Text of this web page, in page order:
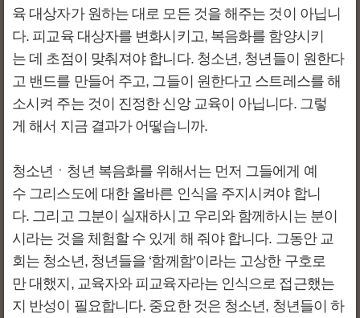
육 대상자가 원하는 대로 모든 것을 해주는 것이 아닙니
다. 피교육 대상자를 변화시키고, 복음화를 함양시키
는 데 초점이 맞춰져야 합니다. 청소년, 청년들이 원한다
고 밴드를 만들어 주고, 그들이 원한다고 스트레스를 해
소시켜 주는 것이 진정한 신앙 교육이 아닙니다. 그렇
게 해서 지금 결과가 어떻습니까.
청소년ㆍ청년 복음화를 위해서는 먼저 그들에게 예
수 그리스도에 대한 올바른 인식을 주지시켜야 합니
다. 그리고 그분이 실재하시고 우리와 함께하시는 분이
시라는 것을 체험할 수 있게 해 줘야 합니다. 그동안 교
회는 청소년, 청년들을 ‘함께함’이라는 고상한 구호로
만 대했지, 교육자와 피교육자라는 인식으로 접근했는
지 반성이 필요합니다. 중요한 것은 청소년, 청년들이 하